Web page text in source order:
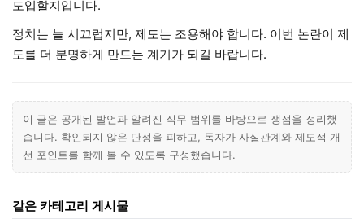
도입할지입니다.
정치는 늘 시끄럽지만, 제도는 조용해야 합니다. 이번 논란이 제
도를 더 분명하게 만드는 계기가 되길 바랍니다.
이 글은 공개된 발언과 알려진 직무 범위를 바탕으로 쟁점을 정리했
습니다. 확인되지 않은 단정을 피하고, 독자가 사실관계와 제도적 개
선 포인트를 함께 볼 수 있도록 구성했습니다.
같은 카테고리 게시물